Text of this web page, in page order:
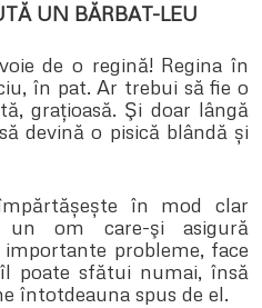
UN BĂRBAT-LEU
de o regină! Regina în
în pat. Ar trebui să fie o
grațioasă. Şi doar lângă
devină o pisică blândă și
în mod clar
un om care-şi asigură
probleme, face
poate sfătui numai, însă
întotdeauna spus de el.